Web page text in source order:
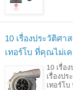
10 เรื่องประวัติศา
เทอร์โบ ที่คุณไม่เ
10 เรื่อ
เรื่องป
เทอร์